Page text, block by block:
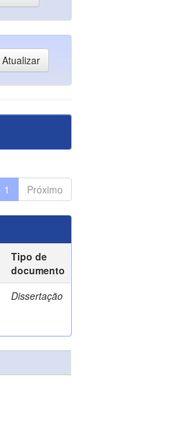
1 Próximo
Tipo de
documento
Dissertação